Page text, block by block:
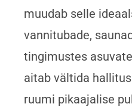
muudab selle
vannitubade,
tingimustes
aitab vältida
ruumi pikaajalise